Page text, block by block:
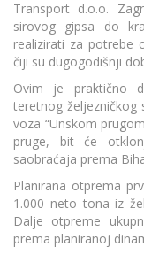
Transport d.o.o.
sirovog gipsa do
realizirati za potrebe
čiji su dugogodišnji
Ovim je praktično
teretnog željezničkog
voza “Unskom
pruge, bit će
saobraćaja prema
Planirana otprema
1.000 neto tona iz
Dalje otpreme
prema planiranoj